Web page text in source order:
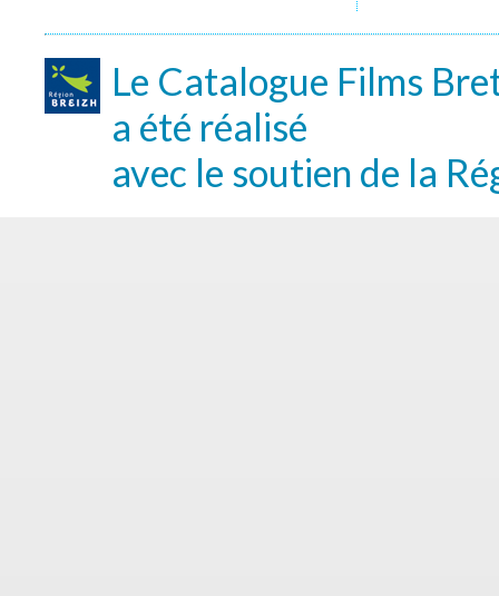
Le Catalogue Films
a été réalisé
avec le soutien de la